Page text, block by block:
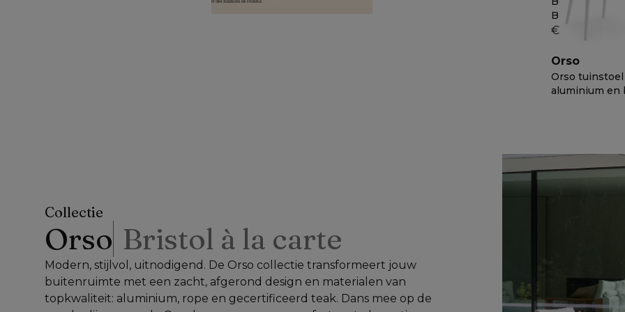
Bristol À La
x 100 cm
€ 149
Orso
Orso
aluminium en
sunbrella®
Collectie
Orso Bristol à la carte
Modern, stijlvol, uitnodigend. De Orso collectie transformeert jouw
buitenruimte met een zacht, afgerond design en materialen van
topkwaliteit: aluminium, rope en gecertificeerd teak. Dans mee op de